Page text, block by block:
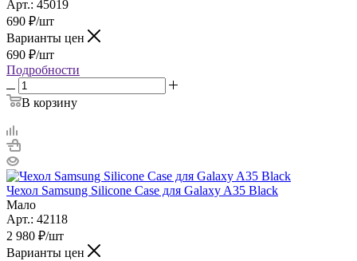
Арт.: 45019
690 ₽/шт
Варианты цен
690 ₽/шт
Подробности
В корзину
Чехол Samsung Silicone Case для Galaxy A35 Black
Мало
Арт.: 42118
2 980 ₽/шт
Варианты цен